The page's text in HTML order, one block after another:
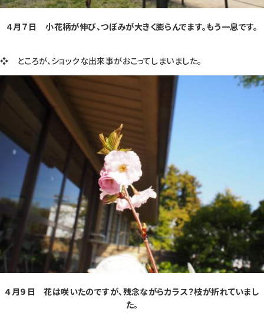
４月７日 小花柄が伸び、つぼみが大きく膨らんでます。もう一息です。
❖ ところが、ショックな出来事がおこってしまいました。
４月９日 花は咲いたのですが、残念ながらカラス？枝が折れていまし
た。